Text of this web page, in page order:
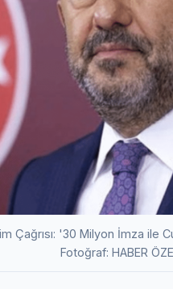
Çağrısı: '30 Milyon İmza ile
Fotoğraf: HABER